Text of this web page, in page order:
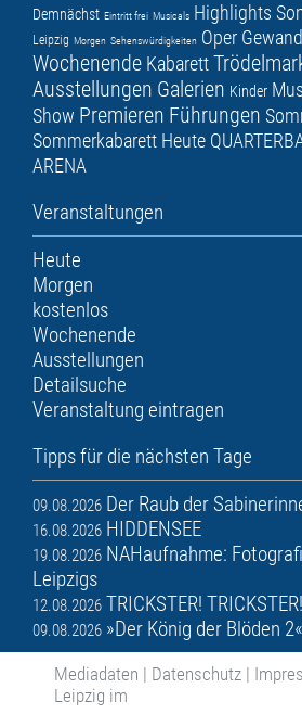
Demnächst Eintritt frei Musicals Highlights
Leipzig Morgen Sehenswürdigkeiten Oper
Wochenende Kabarett
Ausstellungen Galerien Kinder
Show Premieren Führungen
Sommerkabarett Heute
ARENA
Veranstaltungen
Heute
Morgen
kostenlos
Wochenende
Ausstellungen
Detailsuche
Veranstaltung eintragen
Tipps für die nächsten Tage
09.08.2026 Der Raub der
16.08.2026 HIDDENSEE
19.08.2026 NAHaufnahme:
Leipzigs
12.08.2026 TRICKSTER! TRICKSTER!
09.08.2026 »Der König der Blöden 2«
Mediadaten | Datenschutz |
Leipzig im